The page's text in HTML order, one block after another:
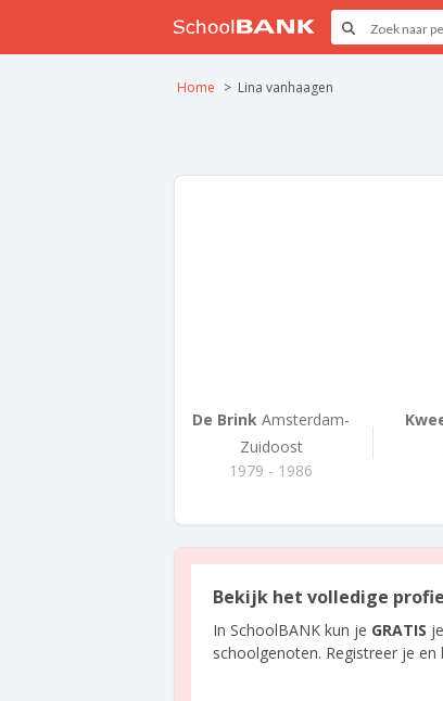
Home Lina vanhaagen
De Brink Amsterdam-
Zuidoost
1979 - 1986
Bekijk het volledige
In SchoolBANK kun je GRATIS
schoolgenoten. Registreer je en